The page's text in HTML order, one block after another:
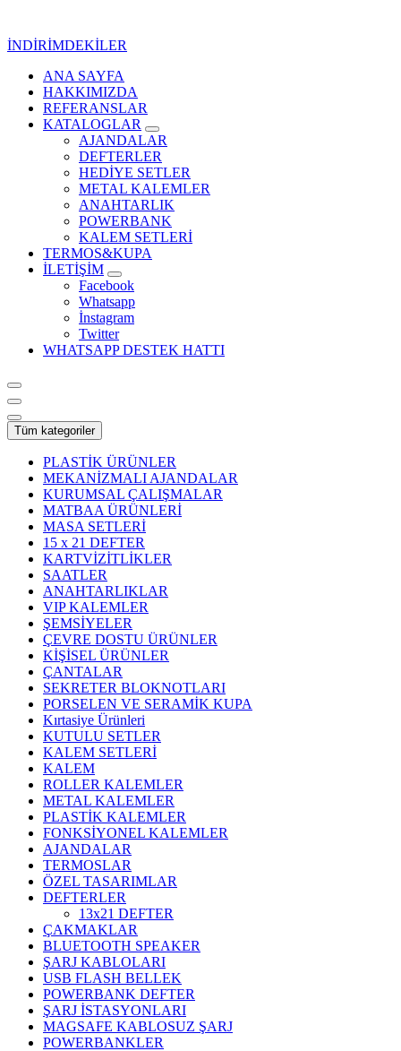
İNDİRİMDEKİLER
Kurumsal Promosyon-Hediyelik
ANA SAYFA
HAKKIMIZDA
REFERANSLAR
KATALOGLAR
AJANDALAR
DEFTERLER
HEDİYE SETLER
METAL KALEMLER
ANAHTARLIK
POWERBANK
KALEM SETLERİ
TERMOS&KUPA
İLETİŞİM
Facebook
Whatsapp
İnstagram
Twitter
WHATSAPP DESTEK HATTI
Tüm kategoriler
PLASTİK ÜRÜNLER
MEKANİZMALI AJANDALAR
KURUMSAL ÇALIŞMALAR
MATBAA ÜRÜNLERİ
MASA SETLERİ
15 x 21 DEFTER
KARTVİZİTLİKLER
SAATLER
ANAHTARLIKLAR
VIP KALEMLER
ŞEMSİYELER
ÇEVRE DOSTU ÜRÜNLER
KİŞİSEL ÜRÜNLER
ÇANTALAR
SEKRETER BLOKNOTLARI
PORSELEN VE SERAMİK KUPA
Kırtasiye Ürünleri
KUTULU SETLER
KALEM SETLERİ
KALEM
ROLLER KALEMLER
METAL KALEMLER
PLASTİK KALEMLER
FONKSİYONEL KALEMLER
AJANDALAR
TERMOSLAR
ÖZEL TASARIMLAR
DEFTERLER
13x21 DEFTER
ÇAKMAKLAR
BLUETOOTH SPEAKER
ŞARJ KABLOLARI
USB FLASH BELLEK
POWERBANK DEFTER
ŞARJ İSTASYONLARI
MAGSAFE KABLOSUZ ŞARJ
POWERBANKLER